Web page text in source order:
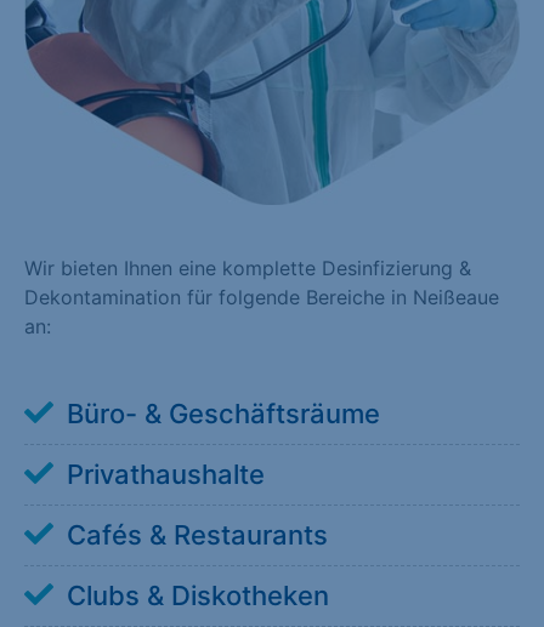
Wir bieten Ihnen eine komplette Desinfizierung &
Dekontamination für folgende Bereiche in Neißeaue
an:
Büro- & Geschäftsräume
Privathaushalte
Cafés & Restaurants
Clubs & Diskotheken